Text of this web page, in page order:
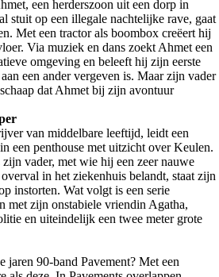
een herderszoon uit een dorp in
stuit op een illegale nachtelijke rave, gaat
Met een tractor als boombox creëert hij
Via muziek en dans zoekt Ahmet een
omgeving en beleeft hij zijn eerste
een ander vergeven is. Maar zijn vader
dat Ahmet bij zijn avontuur
van middelbare leeftijd, leidt een
een penthouse met uitzicht over Keulen.
zijn vader, met wie hij een zeer nauwe
in het ziekenhuis belandt, staat zijn
instorten. Wat volgt is een serie
met zijn onstabiele vriendin Agatha,
en uiteindelijk een twee meter grote
jaren 90-band Pavement? Met een